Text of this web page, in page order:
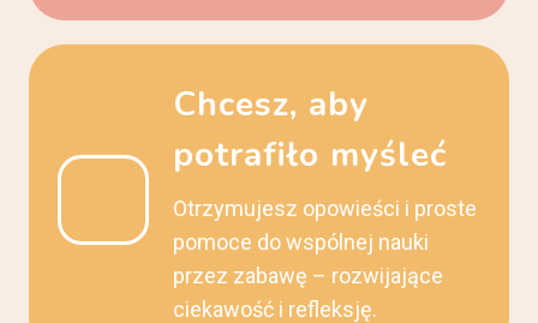
Chcesz, aby
potrafiło myśleć
Otrzymujesz opowieści i proste
pomoce do wspólnej nauki
przez zabawę – rozwijające
ciekawość i refleksję.